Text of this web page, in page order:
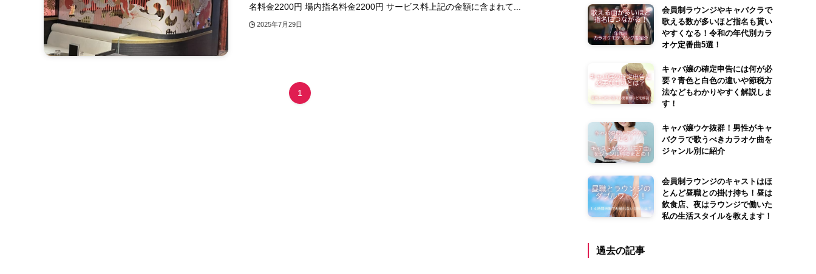
名料金2200円 場内指名料金2200円 サービス料上記の金額に含まれて...
2025年7月29日
1
会員制ラウンジやキャバクラで
歌える数が多いほど指名も貰い
やすくなる！令和の年代別カラ
オケ定番曲5選！
キャバ嬢の確定申告には何が必
要？青色と白色の違いや節税方
法などもわかりやすく解説しま
す！
キャバ嬢ウケ抜群！男性がキャ
バクラで歌うべきカラオケ曲を
ジャンル別に紹介
会員制ラウンジのキャストはほ
とんど昼職との掛け持ち！昼は
飲食店、夜はラウンジで働いた
私の生活スタイルを教えます！
過去の記事